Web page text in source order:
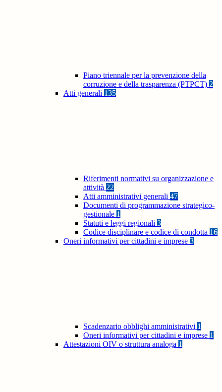
Piano triennale per la prevenzione della
corruzione e della trasparenza (PTPCT) 2
Atti generali 135
Riferimenti normativi su organizzazione e
attività 22
Atti amministrativi generali 47
Documenti di programmazione strategico-
gestionale 1
Statuti e leggi regionali 3
Codice disciplinare e codice di condotta 16
Oneri informativi per cittadini e imprese 3
Scadenzario obblighi amministrativi 1
Oneri informativi per cittadini e imprese 1
Attestazioni OIV o struttura analoga 1